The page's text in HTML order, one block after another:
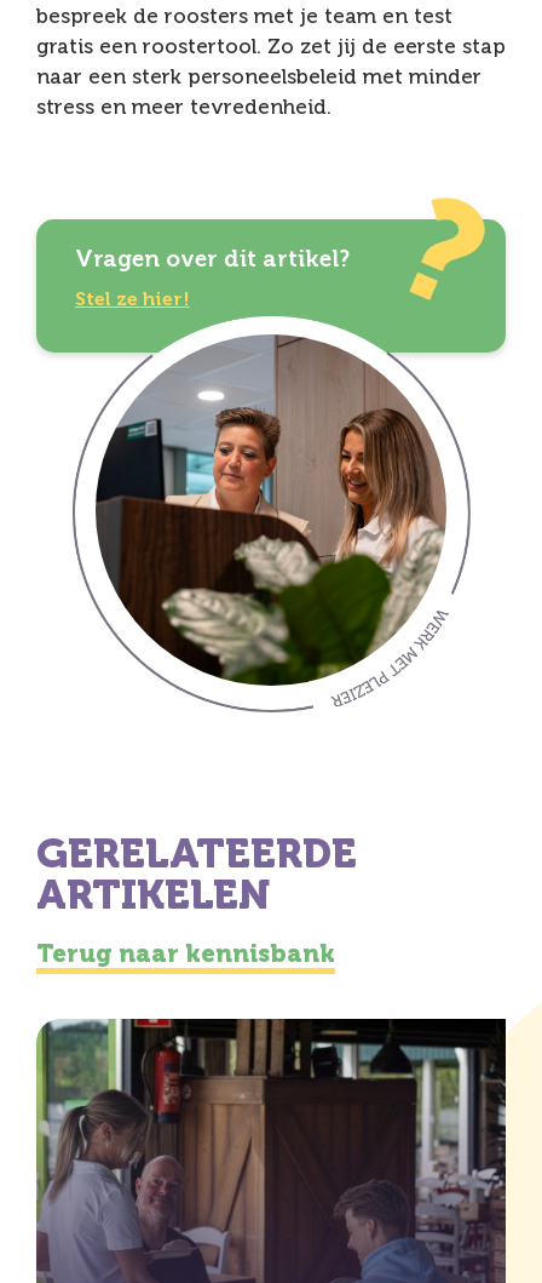
bespreek de roosters met je team en test
gratis een roostertool. Zo zet jij de eerste stap
naar een sterk personeelsbeleid met minder
stress en meer tevredenheid.
Vragen over dit artikel?
Stel ze hier!
GERELATEERDE
ARTIKELEN
Terug naar kennisbank